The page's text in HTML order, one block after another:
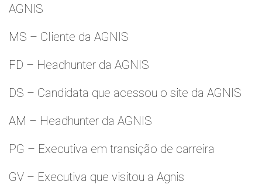
AGNIS
MS – Cliente da AGNIS
FD – Headhunter da AGNIS
DS – Candidata que acessou o site da AGNIS
AM – Headhunter da AGNIS
PG – Executiva em transição de carreira
GV – Executiva que visitou a Agnis